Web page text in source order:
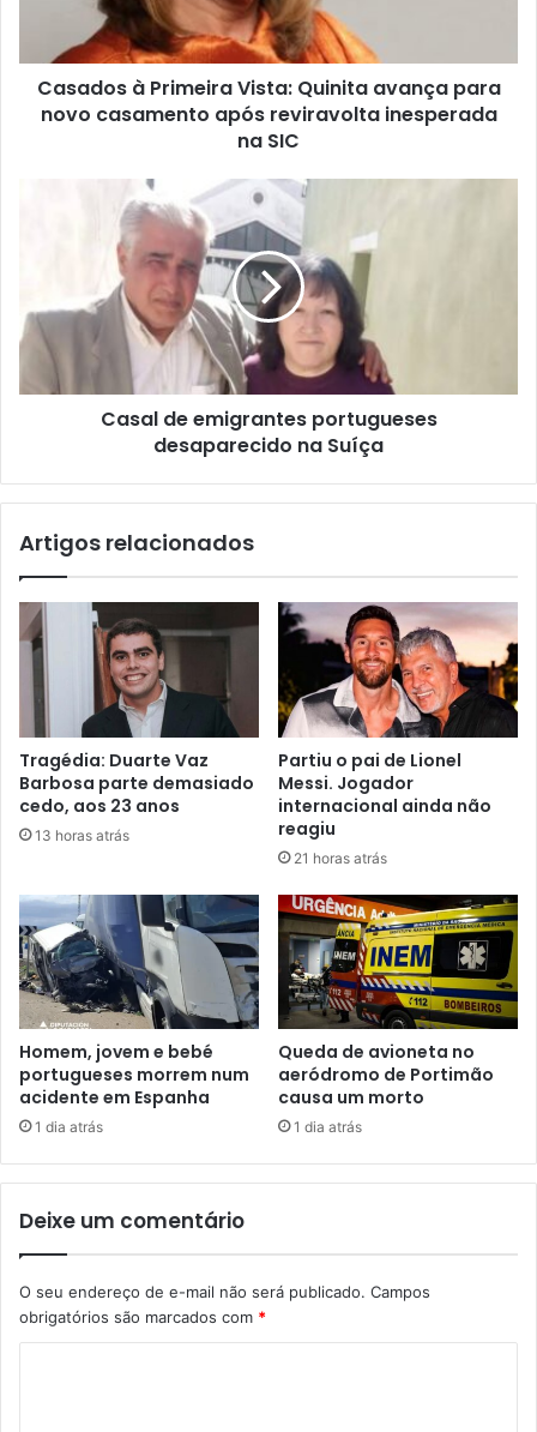
Casados à Primeira Vista: Quinita avança para
novo casamento após reviravolta inesperada
na SIC
Casal de emigrantes portugueses
desaparecido na Suíça
Artigos relacionados
Tragédia: Duarte Vaz
Barbosa parte demasiado
cedo, aos 23 anos
13 horas atrás
Partiu o pai de Lionel
Messi. Jogador
internacional ainda não
reagiu
21 horas atrás
Homem, jovem e bebé
portugueses morrem num
acidente em Espanha
1 dia atrás
Queda de avioneta no
aeródromo de Portimão
causa um morto
1 dia atrás
Deixe um comentário
O seu endereço de e-mail não será publicado. Campos
obrigatórios são marcados com *